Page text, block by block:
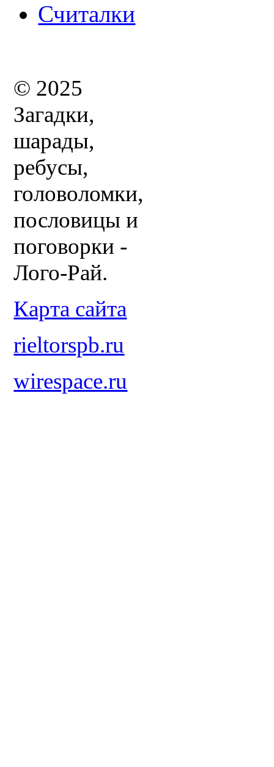
Считалки
© 2025
Загадки,
шарады,
ребусы,
головоломки,
пословицы и
поговорки -
Лого-Рай.
Карта сайта
rieltorspb.ru
wirespace.ru